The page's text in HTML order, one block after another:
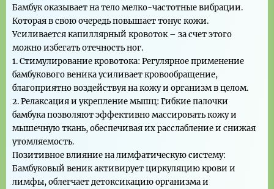
Бамбук оказывает на тело мелко-частотные вибрации.
Которая в свою очередь повышает тонус кожи.
Усиливается капиллярный кровоток – за счет этого
можно избегать отечность ног.
1. Стимулирование кровотока: Регулярное применение
бамбукового веника усиливает кровообращение,
благоприятно воздействуя на кожу и организм в целом.
2. Релаксация и укрепление мышц: Гибкие палочки
бамбука позволяют эффективно массировать кожу и
мышечную ткань, обеспечивая их расслабление и снижая
утомляемость.
Позитивное влияние на лимфатическую систему:
Бамбуковый веник активирует циркуляцию крови и
лимфы, облегчает детоксикацию организма и